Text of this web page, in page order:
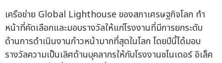
เครือข่าย Global Lighthouse ของสภาเศรษฐกิจโลก ทำ
หน้าที่คัดเลือกและมอบรางวัลให้แก่โรงงานที่มีการยกระดับ
ด้านการดำเนินงานก้าวหน้ามากที่สุดในโลก โดยปีนี้ได้มอบ
รางวัลความเป็นเลิศด้านบุคลากรให้กับโรงงานชไนเดอร์ อิเล็ค